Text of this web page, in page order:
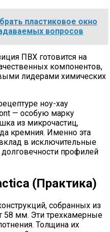
пластиковое окно
вопросов
ПВХ готовится на
компонентов,
лидерами химических
ноу-хау
— особую марку
из микрочастиц,
кремния. Именно эта
в исключительные
профилей
(Практика)
собранных из
58 мм. Эти трехкамерные
Толщина их